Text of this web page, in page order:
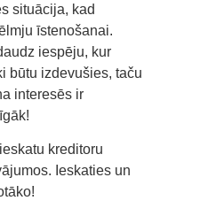
situācija, kad
īstenošanai.
iespēju, kur
būtu izdevušies, taču
interesēs ir
kreditoru
Ieskaties un